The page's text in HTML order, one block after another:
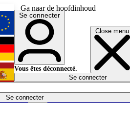
Ga naar de hoofdinhoud
Close menu
Se connecter
Économie
English
Deutsch
Español
Se connecter
Vous êtes déconnecté.
Se connecter